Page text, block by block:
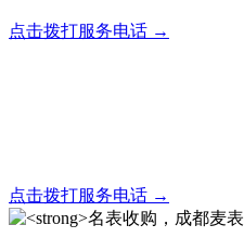
点击拨打服务电话 →
点击拨打服务电话 →